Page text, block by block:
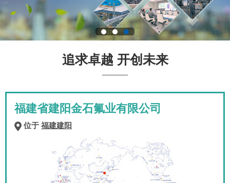
追求卓越 开创未来
福建省建阳金石氟业有限公司
位于 福建建阳